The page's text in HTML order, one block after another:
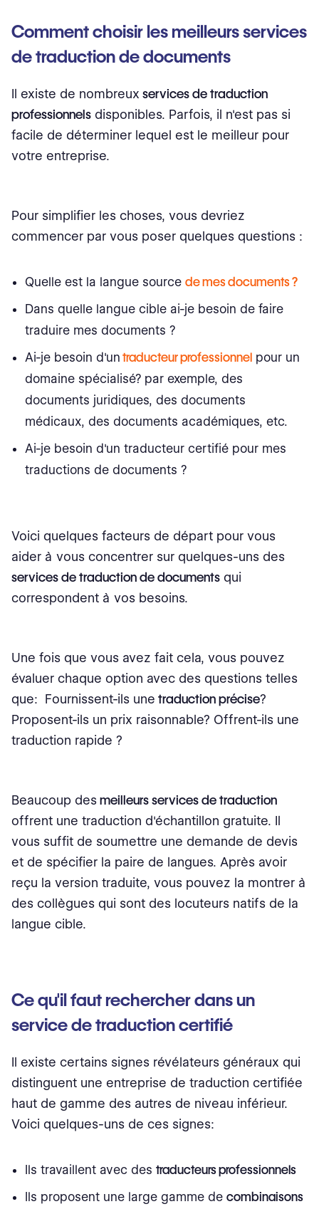
Comment choisir les meilleurs services
de traduction de documents
Il existe de nombreux services de traduction
professionnels disponibles. Parfois, il n'est pas si
facile de déterminer lequel est le meilleur pour
votre entreprise.
Pour simplifier les choses, vous devriez
commencer par vous poser quelques questions :
Quelle est la langue sourcede mes documents ?
Dans quelle langue cible ai-je besoin de faire
traduire mes documents ?
Ai-je besoin d'un traducteur professionnel pour un
domaine spécialisé? par exemple, des
documents juridiques, des documents
médicaux, des documents académiques, etc.
Ai-je besoin d'un traducteur certifié pour mes
traductions de documents ?
Voici quelques facteurs de départ pour vous
aider à vous concentrer sur quelques-uns des
services de traduction de documents qui
correspondent à vos besoins.
Une fois que vous avez fait cela, vous pouvez
évaluer chaque option avec des questions telles
que: Fournissent-ils une traduction précise?
Proposent-ils un prix raisonnable? Offrent-ils une
traduction rapide ?
Beaucoup des meilleurs services de traduction
offrent une traduction d'échantillon gratuite. Il
vous suffit de soumettre une demande de devis
et de spécifier la paire de langues. Après avoir
reçu la version traduite, vous pouvez la montrer à
des collègues qui sont des locuteurs natifs de la
langue cible.
Ce qu'il faut rechercher dans un
service de traduction certifié
Il existe certains signes révélateurs généraux qui
distinguent une entreprise de traduction certifiée
haut de gamme des autres de niveau inférieur.
Voici quelques-uns de ces signes:
Ils travaillent avec destraducteurs professionnels
Ils proposent une large gamme decombinaisons